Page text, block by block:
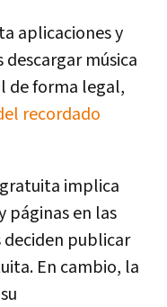
aplicaciones y
música
de forma legal,
recordado
implica
páginas en las
publicar
En cambio, la